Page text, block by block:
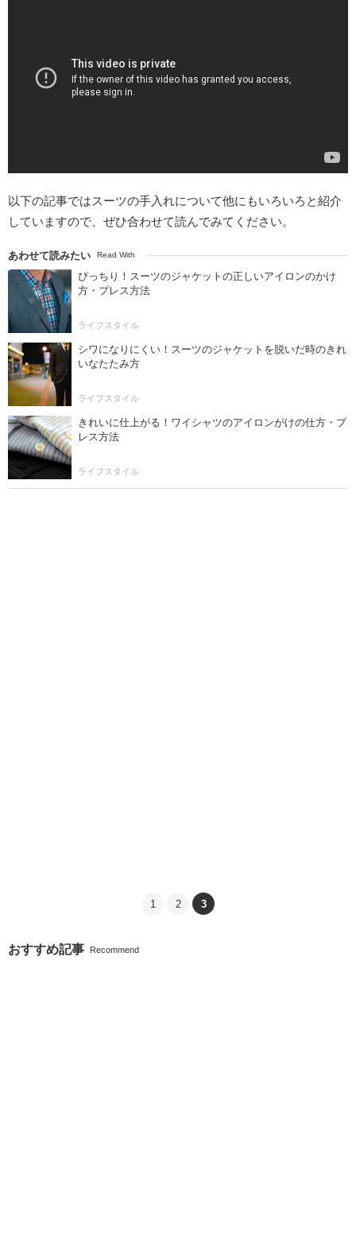
以下の記事ではスーツの手入れについて他にもいろいろと紹介
していますので、ぜひ合わせて読んでみてください。
あわせて読みたい Read With
ぴっちり！スーツのジャケットの正しいアイロンのかけ
方・プレス方法
ライフスタイル
シワになりにくい！スーツのジャケットを脱いだ時のきれ
いなたたみ方
ライフスタイル
きれいに仕上がる！ワイシャツのアイロンがけの仕方・プ
レス方法
ライフスタイル
1 2 3
おすすめ記事 Recommend